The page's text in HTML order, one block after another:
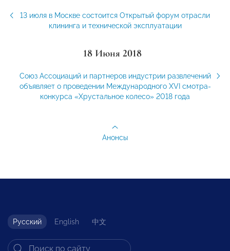
13 июля в Москве состоится Открытый форум отрасли
клининга и технической эксплуатации
18 Июня 2018
Союз Ассоциаций и партнеров индустрии развлечений
объявляет о проведении Международного XVI смотра-
конкурса «Хрустальное колесо» 2018 года
Анонсы
Русский English 中文